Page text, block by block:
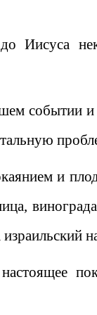
Иисуса
событии
и